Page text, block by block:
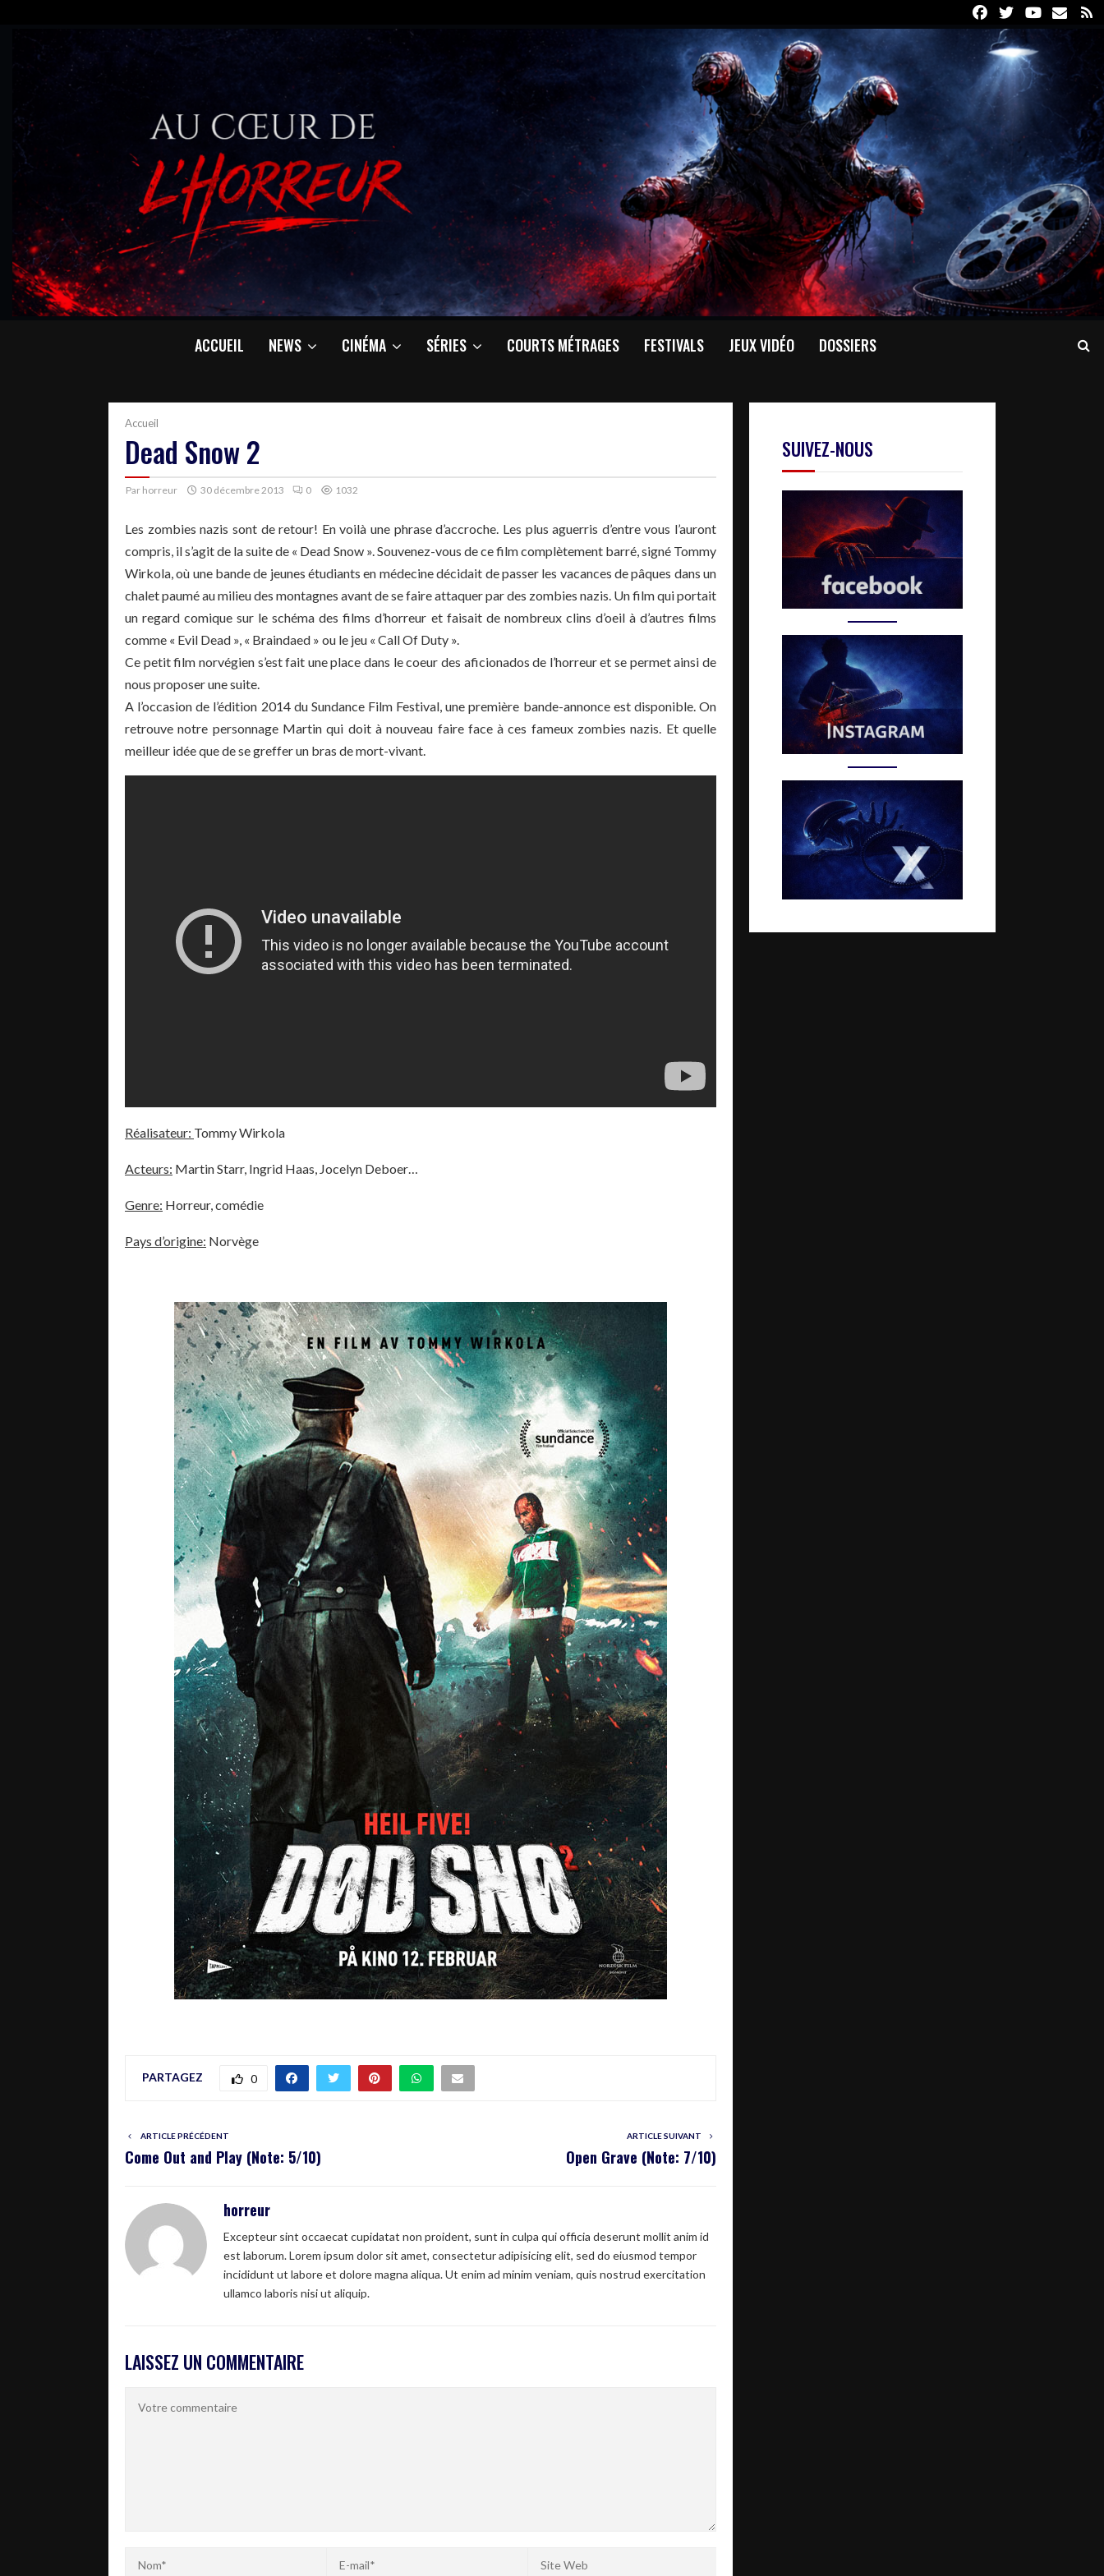
FacebookTwitterYoutube
Email
ACCUEIL NEWS CINÉMA SÉRIES COURTS MÉTRAGES FESTIVALS JEUX VIDÉO DOSSIERS
Accueil
Dead Snow 2
Par horreur 30 décembre 2013 0 1032
Les zombies nazis sont de retour! En voilà une phrase d’accroche. Les plus aguerris d’entre vous l’auront
compris, il s’agit de la suite de « Dead Snow ». Souvenez-vous de ce film complètement barré, signé Tommy
Wirkola, où une bande de jeunes étudiants en médecine décidait de passer les vacances de pâques dans un
chalet paumé au milieu des montagnes avant de se faire attaquer par des zombies nazis. Un film qui portait
un regard comique sur le schéma des films d’horreur et faisait de nombreux clins d’oeil à d’autres films
comme « Evil Dead », « Braindaed » ou le jeu « Call Of Duty ».
Ce petit film norvégien s’est fait une place dans le coeur des aficionados de l’horreur et se permet ainsi de
nous proposer une suite.
A l’occasion de l’édition 2014 du Sundance Film Festival, une première bande-annonce est disponible. On
retrouve notre personnage Martin qui doit à nouveau faire face à ces fameux zombies nazis. Et quelle
meilleur idée que de se greffer un bras de mort-vivant.
Réalisateur: Tommy Wirkola
Acteurs: Martin Starr, Ingrid Haas, Jocelyn Deboer…
Genre: Horreur, comédie
Pays d’origine: Norvège
PARTAGEZ 0
ARTICLE PRÉCÉDENT
Come Out and Play (Note: 5/10)
ARTICLE SUIVANT
Open Grave (Note: 7/10)
horreur
Excepteur sint occaecat cupidatat non proident, sunt in culpa qui officia deserunt mollit anim id
est laborum. Lorem ipsum dolor sit amet, consectetur adipisicing elit, sed do eiusmod tempor
incididunt ut labore et dolore magna aliqua. Ut enim ad minim veniam, quis nostrud exercitation
ullamco laboris nisi ut aliquip.
LAISSEZ UN COMMENTAIRE
SUIVEZ-NOUS